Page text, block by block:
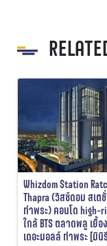
Whizdom Station
Thapra (วิสซ์ดอม สเต
ท่าพระ) คอนโด high-
ใกล้ BTS ตลาดพลู เยื้อ
เดอะมอลล์ ท่าพระ [มินิ